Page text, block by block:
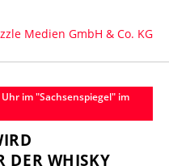
im "Sachsenspiegel" im
DER WHISKY